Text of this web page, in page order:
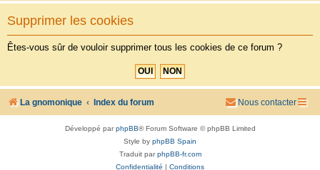
e
h
Supprimer les cookies
Êtes-vous sûr de vouloir supprimer tous les cookies de ce forum ?
La gnomonique Index du forum Nous contacter
Développé parphpBB® Forum Software © phpBB Limited
Style by phpBB Spain
Traduit parphpBB-fr.com
Confidentialité | Conditions